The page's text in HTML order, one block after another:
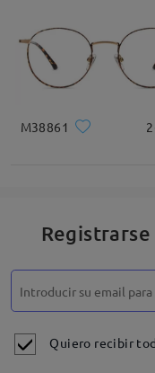
M38861
Quiero recibir